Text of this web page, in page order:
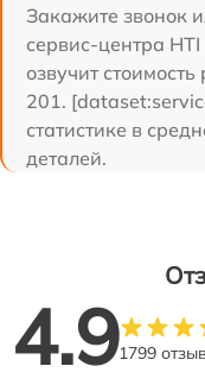
Закажите звонок
сервис-центра
озвучит
201.
статистике в
деталей.
4.91799